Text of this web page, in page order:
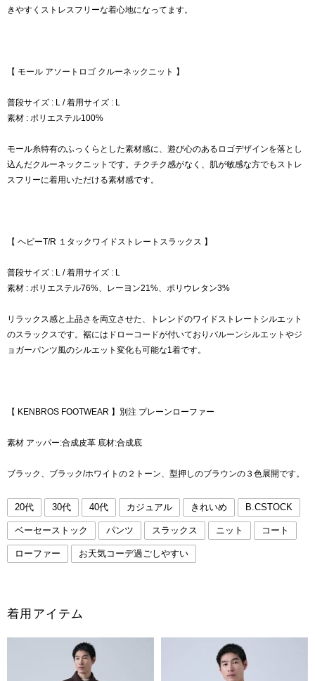
きやすくストレスフリーな着心地になってます。
【 モール アソートロゴ クルーネックニット 】
普段サイズ : L / 着用サイズ : L
素材 : ポリエステル100%
モール糸特有のふっくらとした素材感に、遊び心のあるロゴデザインを落とし
込んだクルーネックニットです。チクチク感がなく、肌が敏感な方でもストレ
スフリーに着用いただける素材感です。
【 ヘビーT/R １タックワイドストレートスラックス 】
普段サイズ : L / 着用サイズ : L
素材 : ポリエステル76%、レーヨン21%、ポリウレタン3%
リラックス感と上品さを両立させた、トレンドのワイドストレートシルエット
のスラックスです。裾にはドローコードが付いておりバルーンシルエットやジ
ョガーパンツ風のシルエット変化も可能な1着です。
【 KENBROS FOOTWEAR 】別注 プレーンローファー
素材 アッパー:合成皮革 底材:合成底
ブラック、ブラック/ホワイトの２トーン、型押しのブラウンの３色展開です。
20代 30代 40代 カジュアル きれいめ B.CSTOCK
ベーセーストック パンツ スラックス ニット コート
ローファー お天気コーデ過ごしやすい
着用アイテム